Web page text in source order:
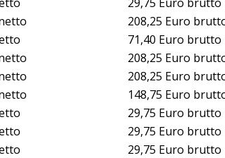
208,25 Euro
71,40 Euro brutto
208,25 Euro
208,25 Euro
148,75 Euro
29,75 Euro brutto
29,75 Euro brutto
29,75 Euro brutto